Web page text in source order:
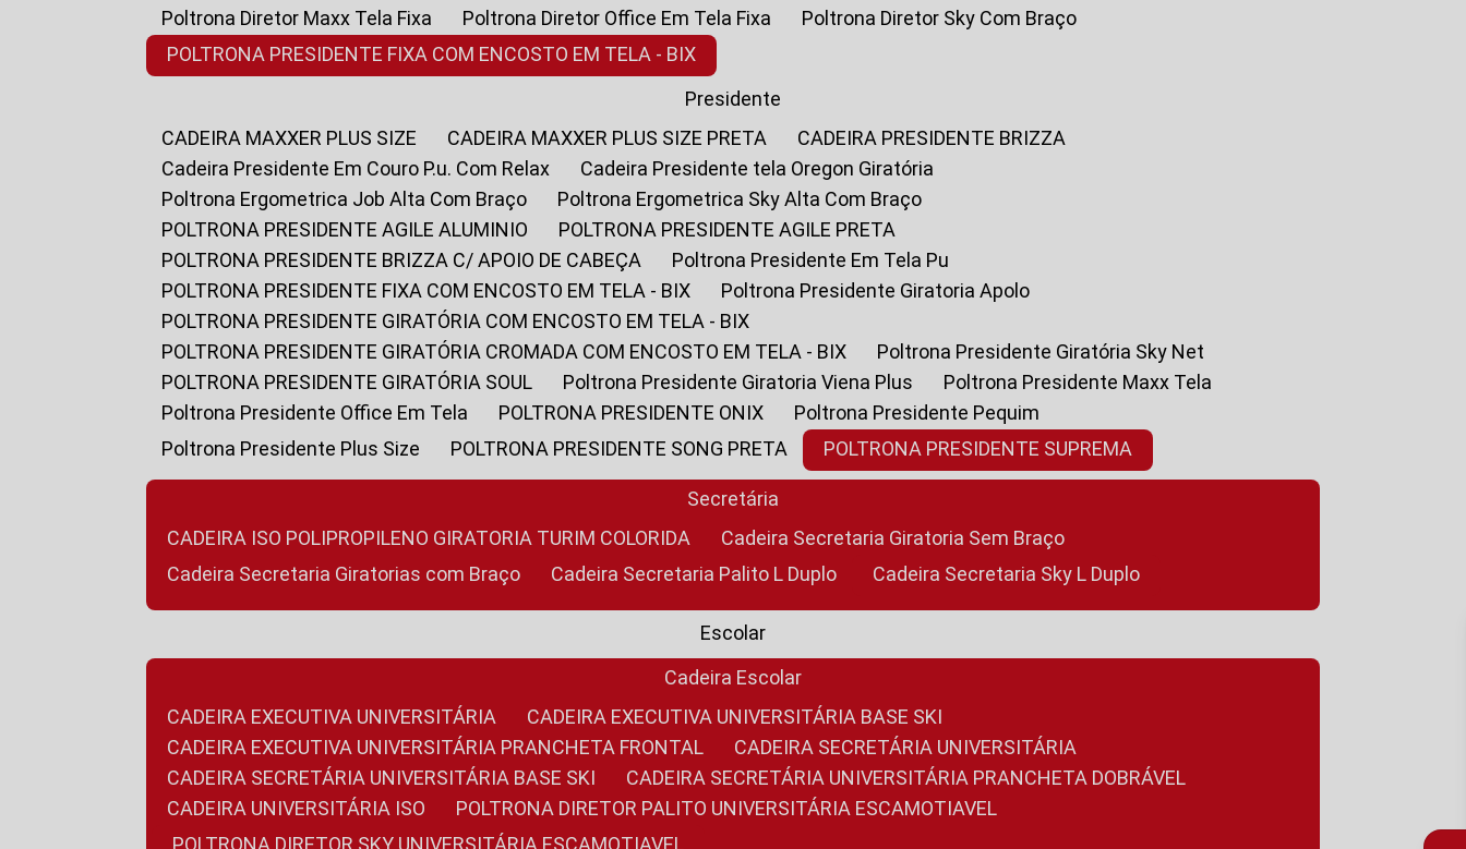
Poltrona Diretor Maxx Tela Fixa
Poltrona Diretor Office Em Tela Fixa
Poltrona Diretor Sky Com Braço
POLTRONA PRESIDENTE FIXA COM ENCOSTO EM TELA - BIX
Presidente
CADEIRA MAXXER PLUS SIZE
CADEIRA MAXXER PLUS SIZE PRETA
CADEIRA PRESIDENTE BRIZZA
Cadeira Presidente Em Couro P.u. Com Relax
Cadeira Presidente tela Oregon Giratória
Poltrona Ergometrica Job Alta Com Braço
Poltrona Ergometrica Sky Alta Com Braço
POLTRONA PRESIDENTE AGILE ALUMINIO
POLTRONA PRESIDENTE AGILE PRETA
POLTRONA PRESIDENTE BRIZZA C/ APOIO DE CABEÇA
Poltrona Presidente Em Tela Pu
POLTRONA PRESIDENTE FIXA COM ENCOSTO EM TELA - BIX
Poltrona Presidente Giratoria Apolo
POLTRONA PRESIDENTE GIRATÓRIA COM ENCOSTO EM TELA - BIX
POLTRONA PRESIDENTE GIRATÓRIA CROMADA COM ENCOSTO EM TELA - BIX
Poltrona Presidente Giratória Sky Net
POLTRONA PRESIDENTE GIRATÓRIA SOUL
Poltrona Presidente Giratoria Viena Plus
Poltrona Presidente Maxx Tela
Poltrona Presidente Office Em Tela
POLTRONA PRESIDENTE ONIX
Poltrona Presidente Pequim
Poltrona Presidente Plus Size
POLTRONA PRESIDENTE SONG PRETA POLTRONA PRESIDENTE SUPREMA
Secretária
CADEIRA ISO POLIPROPILENO GIRATORIA TURIM COLORIDA
Cadeira Secretaria Giratoria Sem Braço
Cadeira Secretaria Giratorias com Braço
Cadeira Secretaria Palito L Duplo Cadeira Secretaria Sky L Duplo
Escolar
Cadeira Escolar
CADEIRA EXECUTIVA UNIVERSITÁRIA
CADEIRA EXECUTIVA UNIVERSITÁRIA BASE SKI
CADEIRA EXECUTIVA UNIVERSITÁRIA PRANCHETA FRONTAL
CADEIRA SECRETÁRIA UNIVERSITÁRIA
CADEIRA SECRETÁRIA UNIVERSITÁRIA BASE SKI
CADEIRA SECRETÁRIA UNIVERSITÁRIA PRANCHETA DOBRÁVEL
CADEIRA UNIVERSITÁRIA ISO
POLTRONA DIRETOR PALITO UNIVERSITÁRIA ESCAMOTIAVEL
POLTRONA DIRETOR SKY UNIVERSITÁRIA ESCAMOTIAVEL